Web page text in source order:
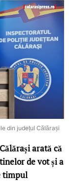
din județul Călărași
arată că
de vot și a
timpul